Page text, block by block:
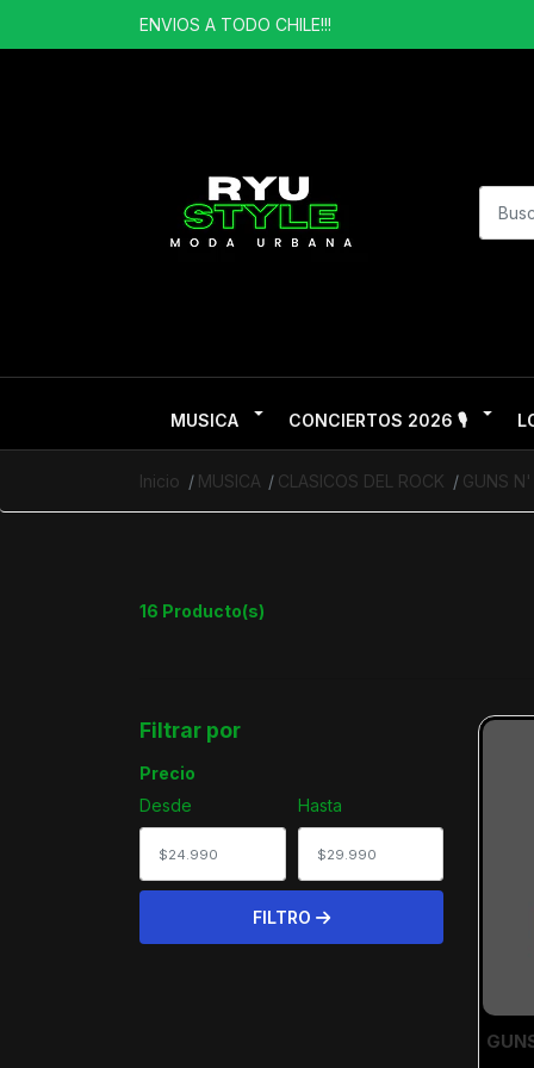
ENVIOS A TODO CHILE!!!
MUSICA CONCIERTOS 2026 🎙️
Inicio MUSICA CLASICOS DEL ROCK GUNS N'
16 Producto(s)
Filtrar por
Precio
Desde
Hasta
FILTRO